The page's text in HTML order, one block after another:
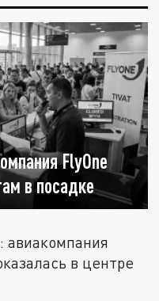
FlyOne
в посадке
авиакомпания
в центре